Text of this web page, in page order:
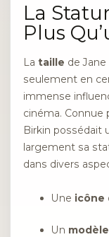
La
Plus
La taille de
seulement en
immense
cinéma. Connue
Birkin possédait
largement sa
dans divers
Une icône
Un modèle